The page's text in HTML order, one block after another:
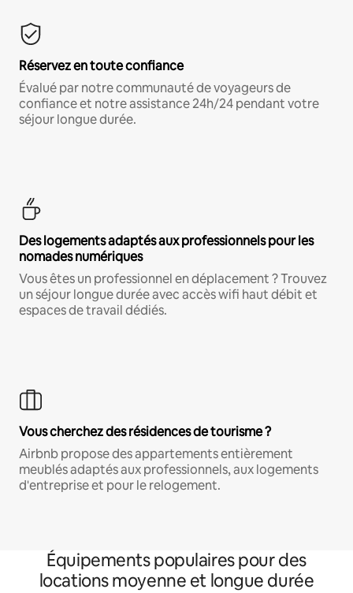
Réservez en toute confiance
Évalué par notre communauté de voyageurs de
confiance et notre assistance 24h/24 pendant votre
séjour longue durée.
Des logements adaptés aux professionnels pour les
nomades numériques
Vous êtes un professionnel en déplacement ? Trouvez
un séjour longue durée avec accès wifi haut débit et
espaces de travail dédiés.
Vous cherchez des résidences de tourisme ?
Airbnb propose des appartements entièrement
meublés adaptés aux professionnels, aux logements
d'entreprise et pour le relogement.
Équipements populaires pour des
locations moyenne et longue durée